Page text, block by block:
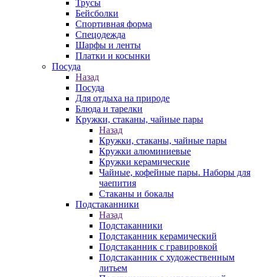
Трусы
Бейсболки
Спортивная форма
Спецодежда
Шарфы и ленты
Платки и косынки
Посуда
Назад
Посуда
Для отдыха на природе
Блюда и тарелки
Кружки, стаканы, чайные пары
Назад
Кружки, стаканы, чайные пары
Кружки алюминиевые
Кружки керамические
Чайные, кофейные пары. Наборы для
чаепития
Стаканы и бокалы
Подстаканники
Назад
Подстаканники
Подстаканник керамический
Подстаканник c гравировкой
Подстаканник с художественным
литьем